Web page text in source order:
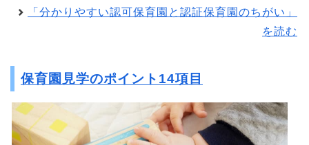
「分かりやすい認可保育園と認証保育園のちがい」
を読む
保育園見学のポイント14項目